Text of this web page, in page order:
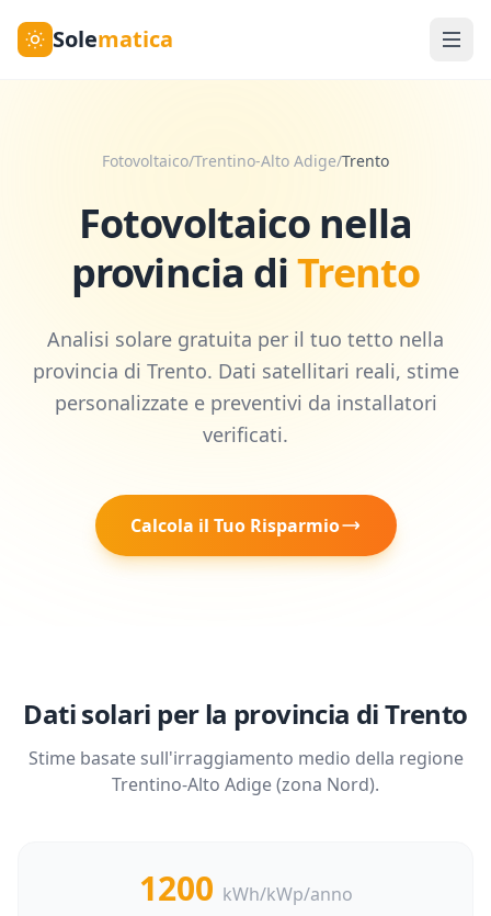
Solematica
Fotovoltaico/Trentino-Alto Adige/Trento
Fotovoltaico nella
provincia diTrento
Analisi solare gratuita per il tuo tetto nella
provincia di Trento. Dati satellitari reali, stime
personalizzate e preventivi da installatori
verificati.
Calcola il Tuo Risparmio
Dati solari per la provincia diTrento
Stime basate sull'irraggiamento medio della regione
Trentino-Alto Adige(zona Nord).
1200 kWh/kWp/anno